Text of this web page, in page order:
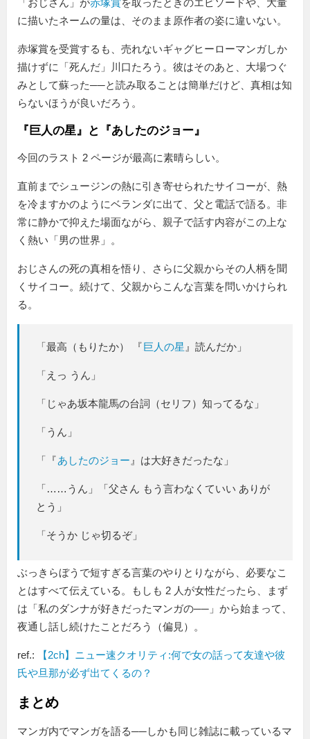
「おじさん」が赤塚賞を取ったときのエピソードや、大量
に描いたネームの量は、そのまま原作者の姿に違いない。
赤塚賞を受賞するも、売れないギャグヒーローマンガしか
描けずに「死んだ」川口たろう。彼はそのあと、大場つぐ
みとして蘇った──と読み取ることは簡単だけど、真相は知
らないほうが良いだろう。
『巨人の星』と『あしたのジョー』
今回のラスト 2 ページが最高に素晴らしい。
直前までシュージンの熱に引き寄せられたサイコーが、熱
を冷ますかのようにベランダに出て、父と電話で語る。非
常に静かで抑えた場面ながら、親子で話す内容がこの上な
く熱い「男の世界」。
おじさんの死の真相を悟り、さらに父親からその人柄を聞
くサイコー。続けて、父親からこんな言葉を問いかけられ
る。
「最高（もりたか） 『巨人の星 』読んだか」
「えっ うん」
「じゃあ坂本龍馬の台詞（セリフ）知ってるな」
「うん」
「『あしたのジョー 』は大好きだったな」
「……うん」「父さん もう言わなくていい ありが
とう」
「そうか じゃ切るぞ」
ぶっきらぼうで短すぎる言葉のやりとりながら、必要なこ
とはすべて伝えている。もしも 2 人が女性だったら、まず
は「私のダンナが好きだったマンガの──」から始まって、
夜通し話し続けたことだろう（偏見）。
ref.:
【2ch】ニュー速クオリティ:何で女の話って友達や彼
氏や旦那が必ず出てくるの？
まとめ
マンガ内でマンガを語る──しかも同じ雑誌に載っているマ